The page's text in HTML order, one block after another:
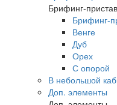
Брифинг-
Брифинг-
Венге
Дуб
Орех
С опорой
В небольшой
Доп. элементы